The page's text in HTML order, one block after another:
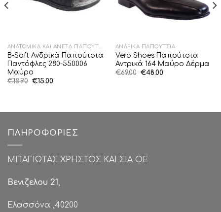
B-Soft Ανδρικά Παπούτσια
Παντόφλες 280-550006
Μαύρο
€18.90 Original
€15.00Η
ΑΝΔΡΙΚΆ ΠΑΠΟΎΤΣΙΑ
Vero Shoes Παπούτσια
Αντρικά 164 Μαύρο Δέρμα
€69.00 Original
€48.00Η
ΠΛΗΡΟΦΟΡΊΕΣ
ΜΠΑΓΙΩΤΑΣ ΧΡΗΣΤΟΣ ΚΑΙ ΣΙΑ ΟΕ
Βενιζελου 21,
Ελασσόνα ,40200